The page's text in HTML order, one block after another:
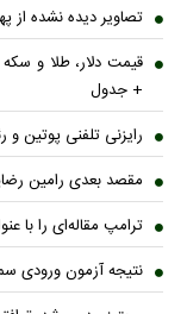
تصاویر دیده نشده از
+ جدول
رایزنی تلفنی پوتین و
مقصد بعدی رامین
ترامپ مقاله‌ای را با
نتیجه آزمون ورودی سمپاد سال ۱۴۰۵ اعلام شد +